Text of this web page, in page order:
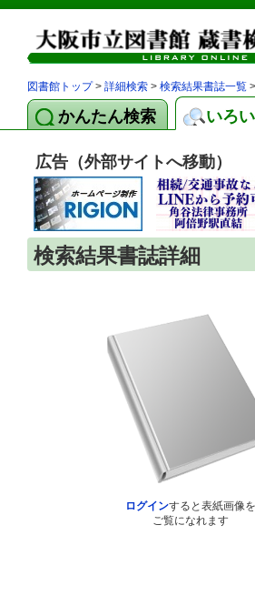
図書館トップ> 詳細検索 > 検索結果書誌一覧
かんたん検索 いろ
広告（外部サイトへ移動）
検索結果書誌詳細
ログインすると表紙画像を
ご覧になれます